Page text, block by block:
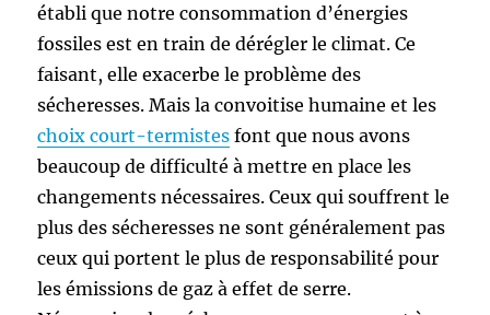
établi que notre consommation d’énergies
fossiles est en train de dérégler le climat. Ce
faisant, elle exacerbe le problème des
sécheresses. Mais la convoitise humaine et les
choix court-termistes font que nous avons
beaucoup de difficulté à mettre en place les
changements nécessaires. Ceux qui souffrent le
plus des sécheresses ne sont généralement pas
ceux qui portent le plus de responsabilité pour
les émissions de gaz à effet de serre.